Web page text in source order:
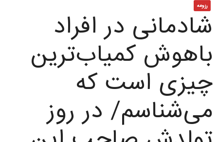
رزومه
شادمانی در افراد
باهوش کمیاب‌ترین
چیزی است که
می‌شناسم/ در روز